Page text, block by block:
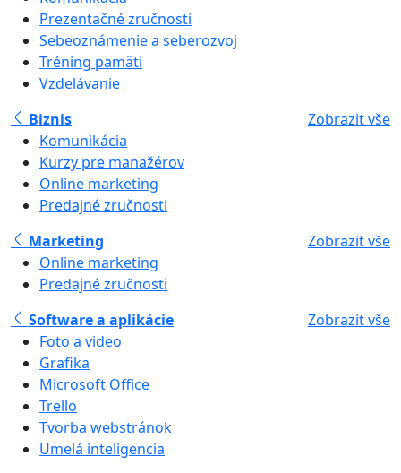
Prezentačné zručnosti
Sebeoznámenie a seberozvoj
Tréning pamäti
Vzdelávanie
Biznis
Zobrazit vše
Komunikácia
Kurzy pre manažérov
Online marketing
Predajné zručnosti
Marketing
Zobrazit vše
Online marketing
Predajné zručnosti
Software a aplikácie
Zobrazit vše
Foto a video
Grafika
Microsoft Office
Trello
Tvorba webstránok
Umelá inteligencia